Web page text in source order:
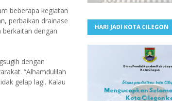
beberapa kegiatan
perbaikan drainase
berkaitan dengan
dengan
“Alhamdulilah
gelap lagi. Kalau
HARI JADI KOTA CILEGON